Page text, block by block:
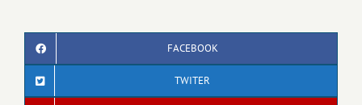
FACEBOOK
TWITER